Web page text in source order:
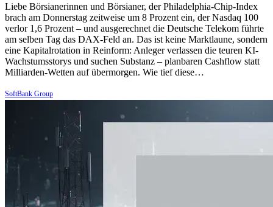
Liebe Börsianerinnen und Börsianer, der Philadelphia-Chip-Index
brach am Donnerstag zeitweise um 8 Prozent ein, der Nasdaq 100
verlor 1,6 Prozent – und ausgerechnet die Deutsche Telekom führte
am selben Tag das DAX-Feld an. Das ist keine Marktlaune, sondern
eine Kapitalrotation in Reinform: Anleger verlassen die teuren KI-
Wachstumsstorys und suchen Substanz – planbaren Cashflow statt
Milliarden-Wetten auf übermorgen. Wie tief diese…
SoftBank Group